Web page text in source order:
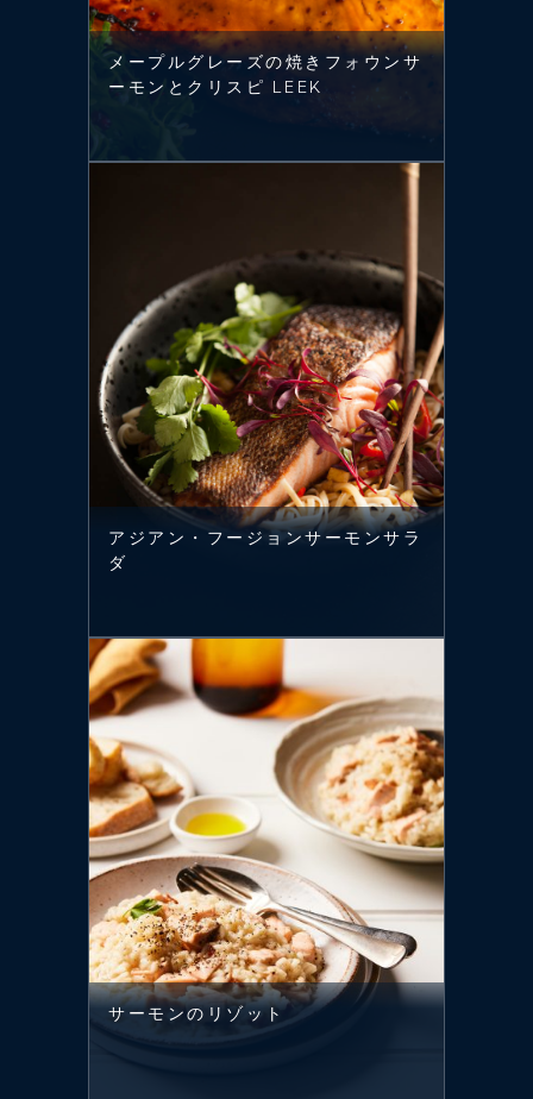
メープルグレーズの焼きフォウンサ
ーモンとクリスピ LEEK
アジアン・フージョンサーモンサラ
ダ
サーモンのリゾット